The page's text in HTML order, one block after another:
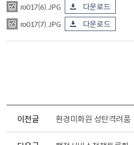
ro017(6).JPG
다운로드
ro017(7).JPG
다운로드
이전글 환경미화원 성탄격려품